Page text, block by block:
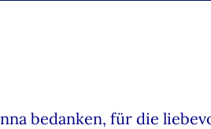
bedanken, für die